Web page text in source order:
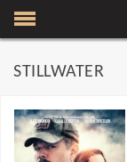
STILLWATER